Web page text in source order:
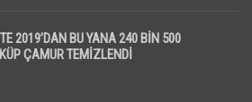
2019’DAN BU YANA 240 BİN 500
ÇAMUR TEMİZLENDİ